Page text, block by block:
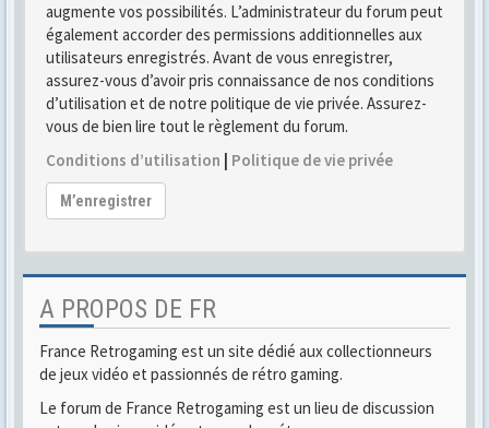
augmente vos possibilités. L’administrateur du forum peut
également accorder des permissions additionnelles aux
utilisateurs enregistrés. Avant de vous enregistrer,
assurez-vous d’avoir pris connaissance de nos conditions
d’utilisation et de notre politique de vie privée. Assurez-
vous de bien lire tout le règlement du forum.
Conditions d’utilisation | Politique de vie privée
M’enregistrer
A PROPOS DE FR
France Retrogaming est un site dédié aux collectionneurs
de jeux vidéo et passionnés de rétro gaming.
Le forum de France Retrogaming est un lieu de discussion